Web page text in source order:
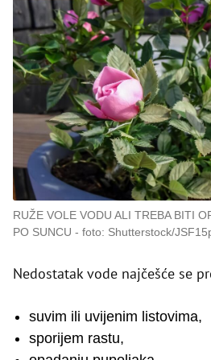
RUŽE VOLE VODU ALI TREBA BITI
PO SUNCU
foto: Shutterstock/
Nedostatak vode najčešće se
suvim ili uvijenim listovima,
sporijem rastu,